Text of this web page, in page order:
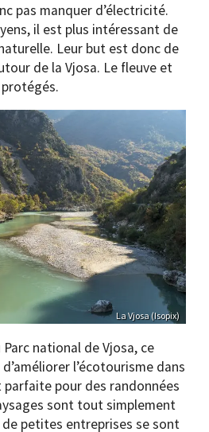
pas manquer d’électricité.
il est plus intéressant de
Leur but est donc de
de la Vjosa. Le fleuve et
La Vjosa (Isopix)
national de Vjosa, ce
l’écotourisme dans
pour des randonnées
sont tout simplement
petites entreprises se sont